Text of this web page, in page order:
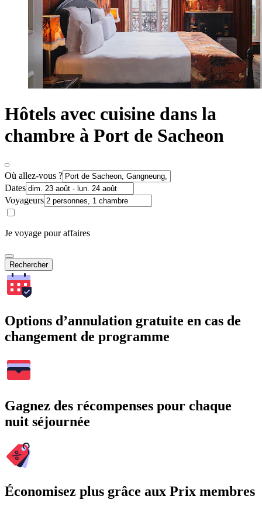
Hôtels avec cuisine dans la
chambre à Port de Sacheon
Où allez-vous ?
Dates
Voyageurs
Je voyage pour affaires
Rechercher
Options d’annulation gratuite en cas de
changement de programme
Gagnez des récompenses pour chaque
nuit séjournée
Économisez plus grâce aux Prix membres